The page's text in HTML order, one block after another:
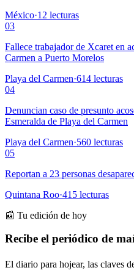
México·12 lecturas
03
Fallece trabajador de Xcaret en
Carmen a Puerto Morelos
Playa del Carmen·614 lecturas
04
Denuncian caso de presunto
Esmeralda de Playa del Carmen
Playa del Carmen·560 lecturas
05
Reportan a 23 personas
Quintana Roo·415 lecturas
📰 Tu edición de hoy
Recibe el periódico de
El diario para hojear, las claves